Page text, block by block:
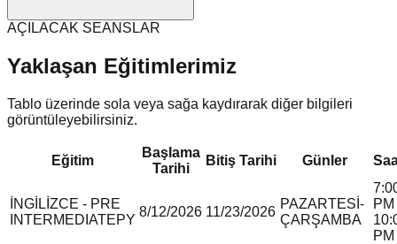
AÇILACAK SEANSLAR
Yaklaşan Eğitimlerimiz
Tablo üzerinde sola veya sağa kaydırarak diğer bilgileri
görüntüleyebilirsiniz.
Eğitim
Başlama
Tarihi
Bitiş Tarihi Günler
İNGİLİZCE - PRE
INTERMEDIATEPY
8/12/2026 11/23/2026
PAZARTESİ-
ÇARŞAMBA
PM
PM